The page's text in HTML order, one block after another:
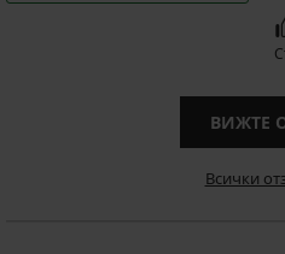
ВИЖТЕ
Всички